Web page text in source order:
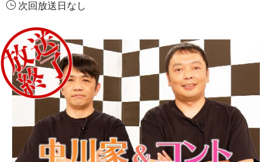
次回放送日なし